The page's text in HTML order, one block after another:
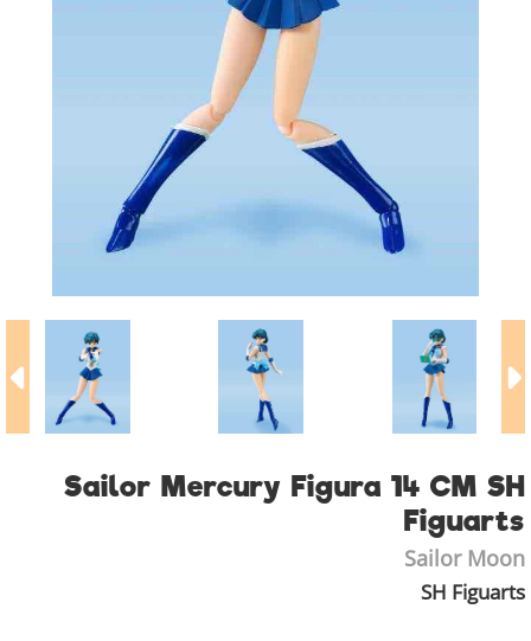
Sailor Mercury Figura 14 CM SH
Figuarts
Sailor Moon
SH Figuarts